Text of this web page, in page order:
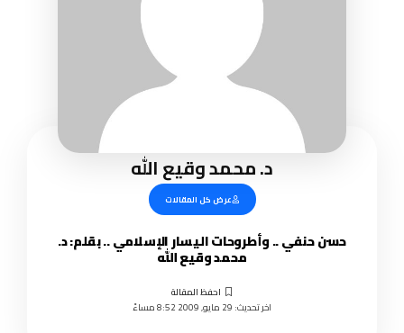
د. محمد وقيع الله
عرض كل المقالات
حسن حنفي .. وأطروحات اليسار الإسلامي .. بقلم: د.
محمد وقيع الله
اخر تحديث: 29 مايو, 2009 8:52 مساءً